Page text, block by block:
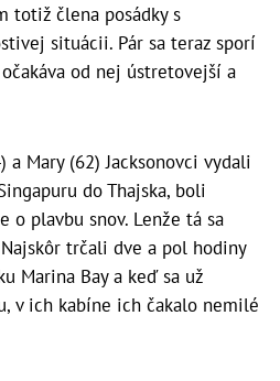
totiž člena posádky s
situácii. Pár sa teraz sporí
od nej ústretovejší a
a Mary (62) Jacksonovci vydali
do Thajska, boli
o plavbu snov. Lenže tá sa
trčali dve a pol hodiny
Marina Bay a keď sa už
v ich kabíne ich čakalo nemilé